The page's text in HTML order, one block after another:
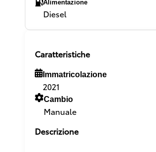
Alimentazione
Diesel
Caratteristiche
Immatricolazione
2021
Cambio
Manuale
Descrizione